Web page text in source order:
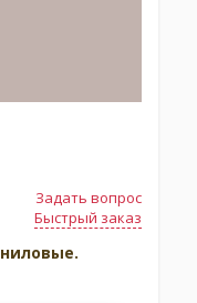
Задать вопрос
Быстрый заказ